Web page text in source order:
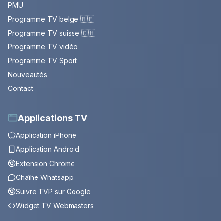
PMU
Programme TV belge 🇧🇪
Programme TV suisse 🇨🇭
Programme TV vidéo
Programme TV Sport
Nouveautés
Contact
Applications TV
Application iPhone
Application Android
Extension Chrome
Chaîne Whatsapp
Suivre TVP sur Google
Widget TV Webmasters